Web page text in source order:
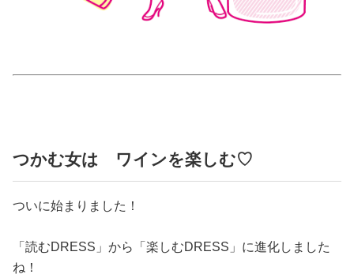
グルメ
占い
性と愛
ゲーム
つかむ女は ワインを楽しむ♡
ついに始まりました！
「読むDRESS」から「楽しむDRESS」に進化しました
ね！